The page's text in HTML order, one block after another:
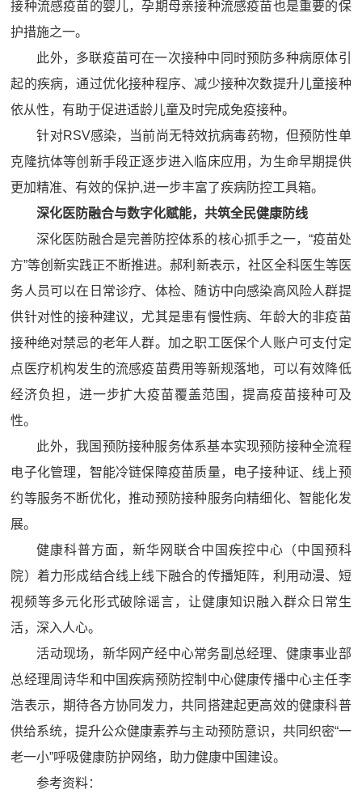
接种流感疫苗的婴儿，孕期母亲接种流感疫苗也是重要的保
护措施之一。
此外，多联疫苗可在一次接种中同时预防多种病原体引
起的疾病，通过优化接种程序、减少接种次数提升儿童接种
依从性，有助于促进适龄儿童及时完成免疫接种。
针对RSV感染，当前尚无特效抗病毒药物，但预防性单
克隆抗体等创新手段正逐步进入临床应用，为生命早期提供
更加精准、有效的保护,进一步丰富了疾病防控工具箱。
深化医防融合与数字化赋能，共筑全民健康防线
深化医防融合是完善防控体系的核心抓手之一，“疫苗处
方”等创新实践正不断推进。郝利新表示，社区全科医生等医
务人员可以在日常诊疗、体检、随访中向感染高风险人群提
供针对性的接种建议，尤其是患有慢性病、年龄大的非疫苗
接种绝对禁忌的老年人群。加之职工医保个人账户可支付定
点医疗机构发生的流感疫苗费用等新规落地，可以有效降低
经济负担，进一步扩大疫苗覆盖范围，提高疫苗接种可及
性。
此外，我国预防接种服务体系基本实现预防接种全流程
电子化管理，智能冷链保障疫苗质量，电子接种证、线上预
约等服务不断优化，推动预防接种服务向精细化、智能化发
展。
健康科普方面，新华网联合中国疾控中心（中国预科
院）着力形成结合线上线下融合的传播矩阵，利用动漫、短
视频等多元化形式破除谣言，让健康知识融入群众日常生
活，深入人心。
活动现场，新华网产经中心常务副总经理、健康事业部
总经理周诗华和中国疾病预防控制中心健康传播中心主任李
浩表示，期待各方协同发力，共同搭建起更高效的健康科普
供给系统，提升公众健康素养与主动预防意识，共同织密“一
老一小”呼吸健康防护网络，助力健康中国建设。
参考资料：